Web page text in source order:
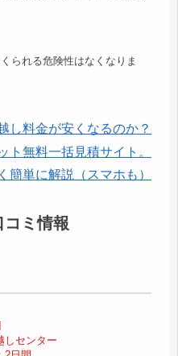
られる危険性はなくなりま
し料金が安くなるのか？
ト無料一括見積サイト。
簡単に解説（スマホも）
ミ情報
しセンター